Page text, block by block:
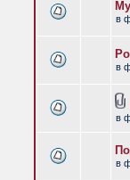
в
в
в
в